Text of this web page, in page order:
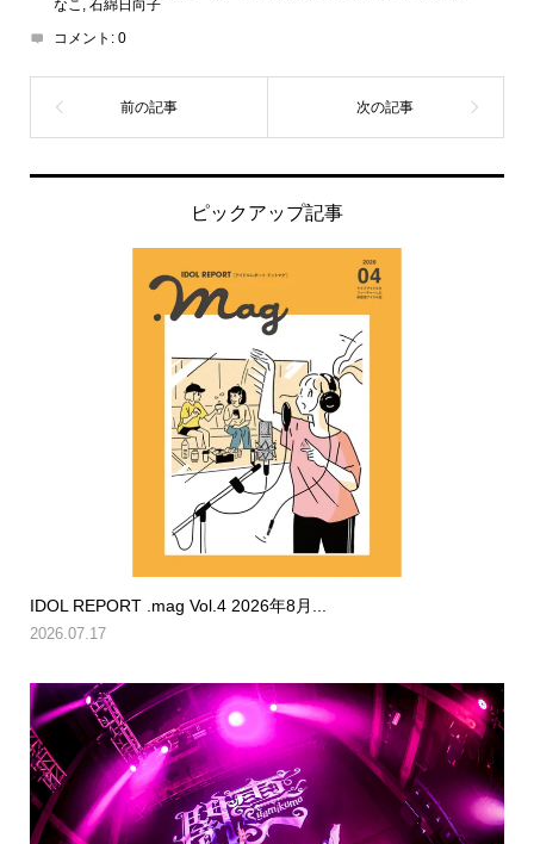
なこ
石綿日向子
コメント: 0
ピックアップ記事
IDOL REPORT .mag Vol.4 2026年8月...
2026.07.17